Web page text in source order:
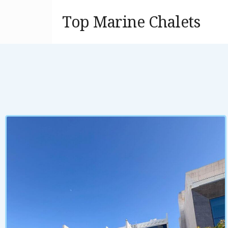
Top Marine Chalets